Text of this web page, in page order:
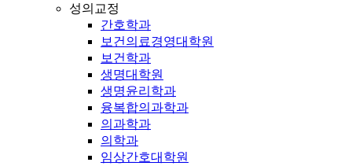
성의교정
간호학과
보건의료경영대학원
보건학과
생명대학원
생명윤리학과
융복합의과학과
의과학과
의학과
임상간호대학원